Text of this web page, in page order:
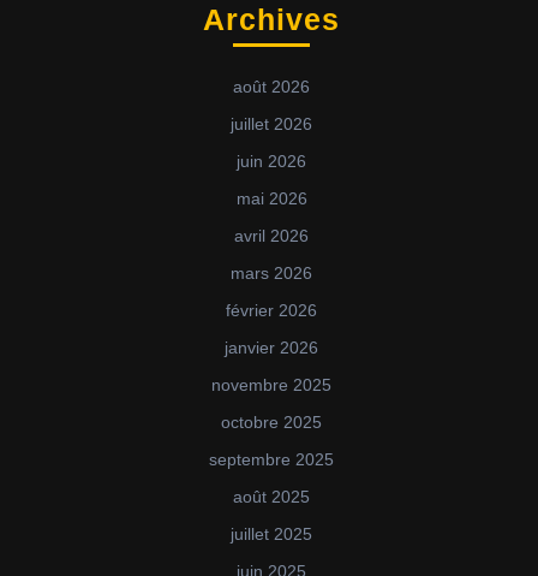
Archives
août 2026
juillet 2026
juin 2026
mai 2026
avril 2026
mars 2026
février 2026
janvier 2026
novembre 2025
octobre 2025
septembre 2025
août 2025
juillet 2025
juin 2025